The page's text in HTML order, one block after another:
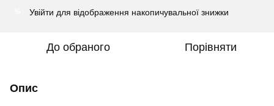
Увійти для відображення накопичувальної знижки
До обраного Порівняти
Опис